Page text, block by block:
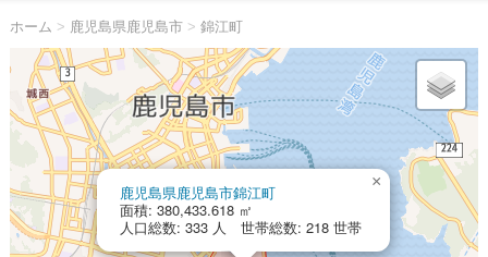
ホーム > 鹿児島県鹿児島市> 錦江町
鹿児島県鹿児島市錦江町
面積: 380,433.618 ㎡
人口総数: 333 人 世帯総数: 218 世帯
×